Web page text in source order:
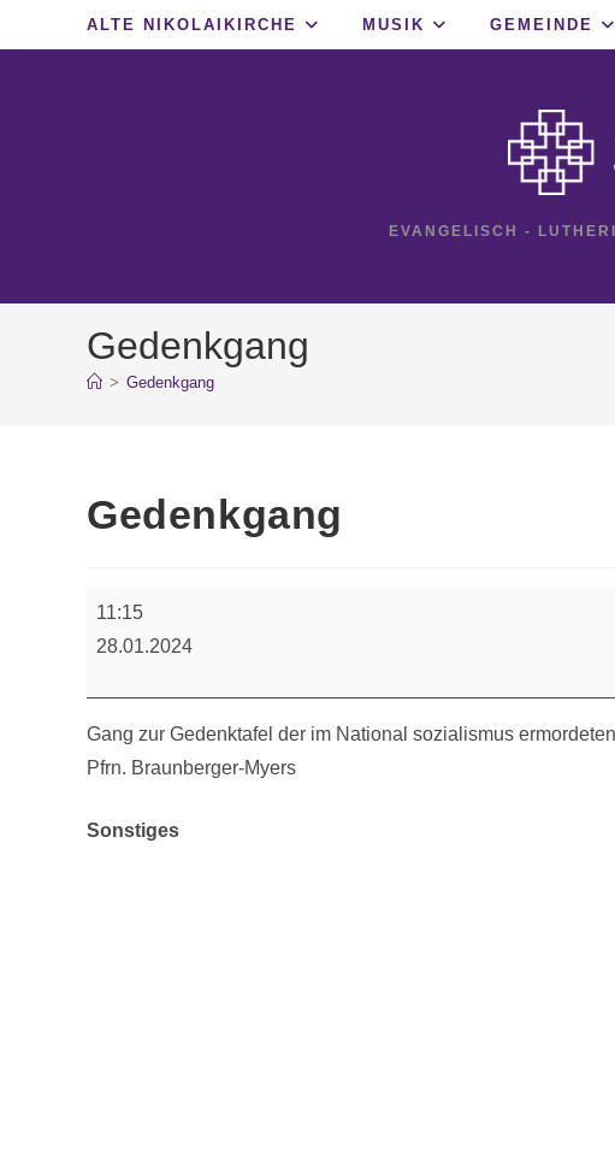
ALTE NIKOLAIKIRCHE MUSIK GEMEINDE
EVANGELISCH -
Gedenkgang
> Gedenkgang
Gedenkgang
Gedenkgang
11:15
28.01.2024
Gang zur Gedenktafel der im National sozialismus
Pfrn. Braunberger-Myers
Sonstiges